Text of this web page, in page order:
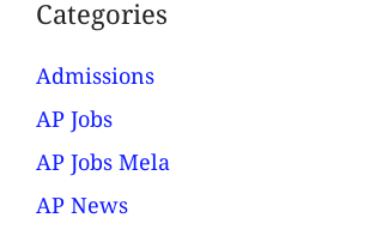
Categories
Admissions
AP Jobs
AP Jobs Mela
AP News